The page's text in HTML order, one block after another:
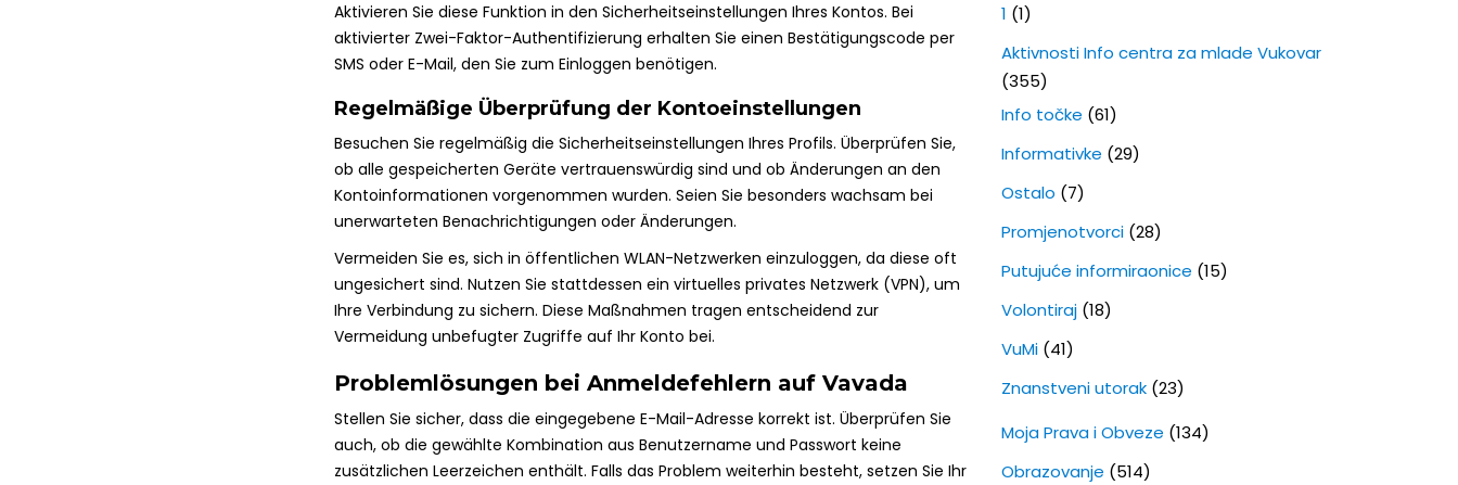
Aktivieren Sie diese Funktion in den Sicherheitseinstellungen Ihres Kontos. Bei
aktivierter Zwei-Faktor-Authentifizierung erhalten Sie einen Bestätigungscode per
SMS oder E-Mail, den Sie zum Einloggen benötigen.
Regelmäßige Überprüfung der Kontoeinstellungen
Besuchen Sie regelmäßig die Sicherheitseinstellungen Ihres Profils. Überprüfen Sie,
ob alle gespeicherten Geräte vertrauenswürdig sind und ob Änderungen an den
Kontoinformationen vorgenommen wurden. Seien Sie besonders wachsam bei
unerwarteten Benachrichtigungen oder Änderungen.
Vermeiden Sie es, sich in öffentlichen WLAN-Netzwerken einzuloggen, da diese oft
ungesichert sind. Nutzen Sie stattdessen ein virtuelles privates Netzwerk (VPN), um
Ihre Verbindung zu sichern. Diese Maßnahmen tragen entscheidend zur
Vermeidung unbefugter Zugriffe auf Ihr Konto bei.
Problemlösungen bei Anmeldefehlern auf Vavada
Stellen Sie sicher, dass die eingegebene E-Mail-Adresse korrekt ist. Überprüfen Sie
auch, ob die gewählte Kombination aus Benutzername und Passwort keine
zusätzlichen Leerzeichen enthält. Falls das Problem weiterhin besteht, setzen Sie Ihr
1 (1)
Aktivnosti Info centra za mlade Vukovar
(355)
Info točke (61)
Informativke (29)
Ostalo (7)
Promjenotvorci(28)
Putujuće informiraonice (15)
Volontiraj(18)
VuMi(41)
Znanstveni utorak(23)
Moja Prava i Obveze (134)
Obrazovanje (514)